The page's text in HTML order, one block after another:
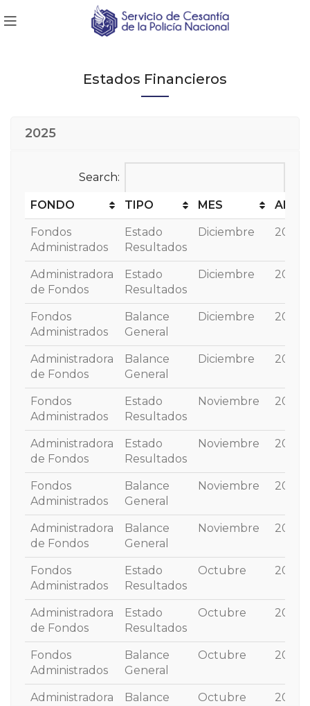
Estados Financieros
2025
Search:
FONDO TIPO MES
AÑO
FONDO
TIPO MES AÑO
Fondos
Administrados
Estado
Resultados
Diciembre 2025
Administradora
de Fondos
Estado
Resultados
Diciembre 2025
Fondos
Administrados
Balance
General
Diciembre 2025
Administradora
de Fondos
Balance
General
Diciembre 2025
Fondos
Administrados
Estado
Resultados
Noviembre 2025
Administradora
de Fondos
Estado
Resultados
Noviembre 2025
Fondos
Administrados
Balance
General
Noviembre 2025
Administradora
de Fondos
Balance
General
Noviembre 2025
Fondos
Administrados
Estado
Resultados
Octubre 2025
Administradora
de Fondos
Estado
Resultados
Octubre 2025
Fondos
Administrados
Balance
General
Octubre 2025
Administradora
Balance
Octubre 2025